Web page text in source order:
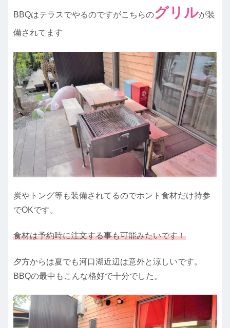
BBQはテラスでやるのですがこちらのグリルが装
備されてます
炭やトング等も装備されてるのでホント食材だけ持参
でOKです。
食材は予約時に注文する事も可能みたいです！
夕方からは夏でも河口湖近辺は意外と涼しいです。
BBQの最中もこんな格好で十分でした。